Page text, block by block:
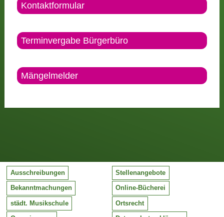
Kontaktformular
Terminvergabe Bürgerbüro
Mängelmelder
Ausschreibungen Stellenangebote
Bekanntmachungen Online-Bücherei
städt. Musikschule Ortsrecht